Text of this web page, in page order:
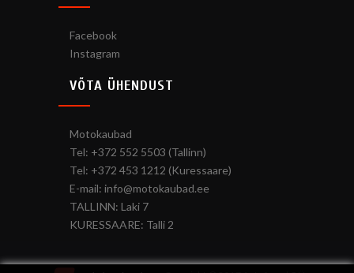
Facebook
Instagram
VÕTA ÜHENDUST
Motokaubad
Tel: +372 552 5503 (Tallinn)
Tel: +372 453 1212 (Kuressaare)
E-mail: info@motokaubad.ee
TALLINN: Laki 7
KURESSAARE: Talli 2